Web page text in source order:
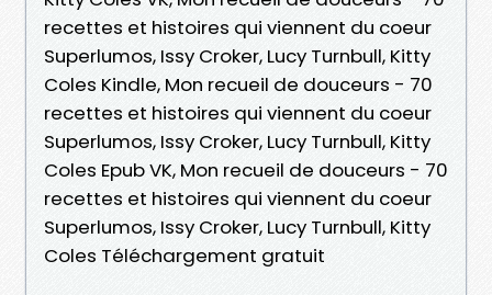
recettes et histoires qui viennent du coeur
Superlumos, Issy Croker, Lucy Turnbull, Kitty
Coles Kindle, Mon recueil de douceurs - 70
recettes et histoires qui viennent du coeur
Superlumos, Issy Croker, Lucy Turnbull, Kitty
Coles Epub VK, Mon recueil de douceurs - 70
recettes et histoires qui viennent du coeur
Superlumos, Issy Croker, Lucy Turnbull, Kitty
Coles Téléchargement gratuit